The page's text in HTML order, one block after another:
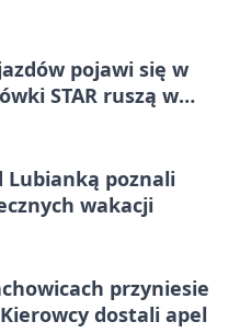
pojawi się w
STAR ruszą w
Lubianką poznali
wakacji
przyniesie
dostali apel